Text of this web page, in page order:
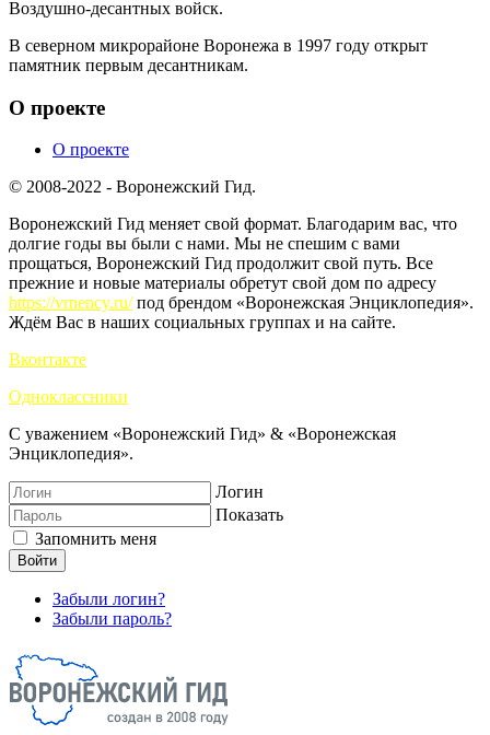
Воздушно-десантных войск.
В северном микрорайоне Воронежа в 1997 году открыт
памятник первым десантникам.
О проекте
О проекте
© 2008-2022 - Воронежский Гид.
Воронежский Гид меняет свой формат. Благодарим вас, что
долгие годы вы были с нами. Мы не спешим с вами
прощаться, Воронежский Гид продолжит свой путь. Все
прежние и новые материалы обретут свой дом по адресу
https://vrnency.ru/под брендом «Воронежская Энциклопедия».
Ждём Вас в наших социальных группах и на сайте.
Вконтакте
Одноклассники
С уважением «Воронежский Гид» & «Воронежская
Энциклопедия».
Логин
Показать
Запомнить меня
Войти
Забыли логин?
Забыли пароль?